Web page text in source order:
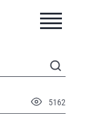
5162